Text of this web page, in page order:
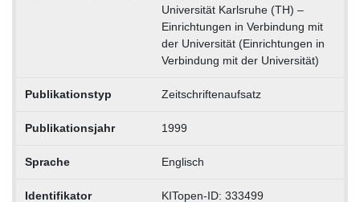
Universität Karlsruhe (TH) –
Einrichtungen in Verbindung mit
der Universität (Einrichtungen in
Verbindung mit der Universität)
Publikationstyp Zeitschriftenaufsatz
Publikationsjahr 1999
Sprache Englisch
Identifikator KITopen-ID: 333499